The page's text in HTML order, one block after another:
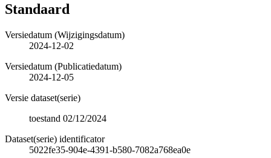
Standaard
Versiedatum (Wijzigingsdatum)
2024-12-02
Versiedatum (Publicatiedatum)
2024-12-05
Versie dataset(serie)
toestand 02/12/2024
Dataset(serie) identificator
5022fe35-904e-4391-b580-7082a768ea0e